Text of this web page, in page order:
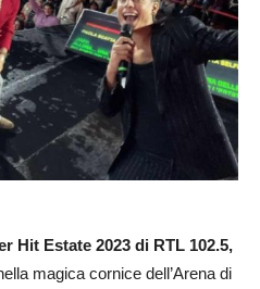
Hit Estate 2023 di RTL 102.5,
magica cornice dell’Arena di